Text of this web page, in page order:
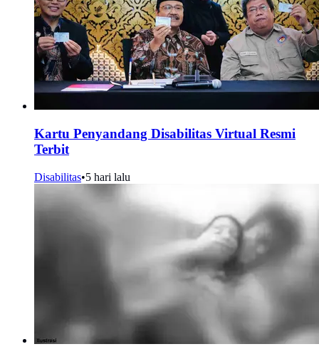
Kartu Penyandang Disabilitas Virtual Resmi
Terbit
Disabilitas•5 hari lalu